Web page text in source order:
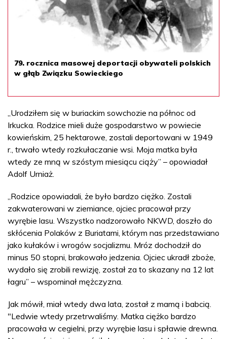
79. rocznica masowej deportacji obywateli polskich
w głąb Związku Sowieckiego
„Urodziłem się w buriackim sowchozie na północ od
Irkucka. Rodzice mieli duże gospodarstwo w powiecie
kowieńskim, 25 hektarowe, zostali deportowani w 1949
r., trwało wtedy rozkułaczanie wsi. Moja matka była
wtedy ze mną w szóstym miesiącu ciąży” – opowiadał
Adolf Urniaż.
„Rodzice opowiadali, że było bardzo ciężko. Zostali
zakwaterowani w ziemiance, ojciec pracował przy
wyrębie lasu. Wszystko nadzorowało NKWD, doszło do
skłócenia Polaków z Buriatami, którym nas przedstawiano
jako kułaków i wrogów socjalizmu. Mróz dochodził do
minus 50 stopni, brakowało jedzenia. Ojciec ukradł zboże,
wydało się zrobili rewizję, został za to skazany na 12 lat
łagru” – wspominał mężczyzna.
Jak mówił, miał wtedy dwa lata, został z mamą i babcią.
"Ledwie wtedy przetrwaliśmy. Matka ciężko bardzo
pracowała w cegielni, przy wyrębie lasu i spławie drewna.